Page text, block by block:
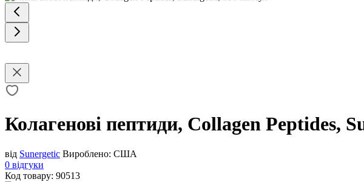
Колагенові пептиди, Collagen Peptides,
від Sunergetic Вироблено: США
0 відгуки
Код товару: 90513